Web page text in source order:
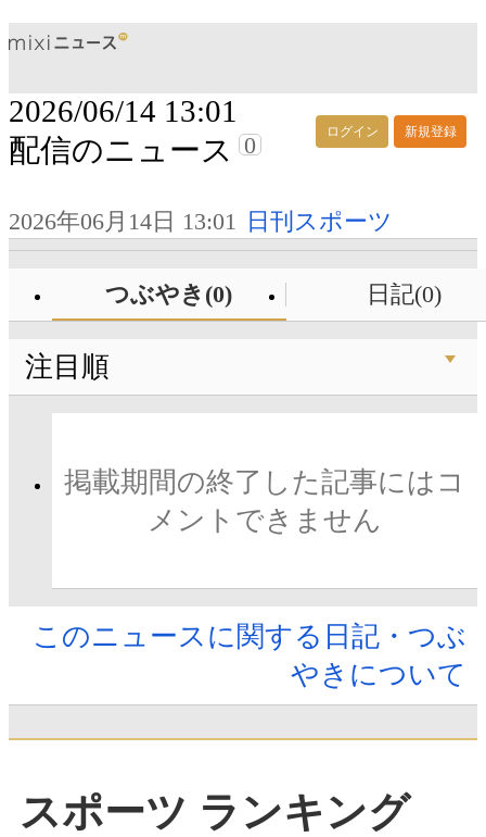
ログイン 新規登録
2026/06/14 13:01
配信のニュース
0
2026年06月14日 13:01 日刊スポーツ
つぶやき(0) 日記(0)
注目順
掲載期間の終了した記事にはコ
メントできません
このニュースに関する日記・つぶ
やきについて
スポーツ ランキング